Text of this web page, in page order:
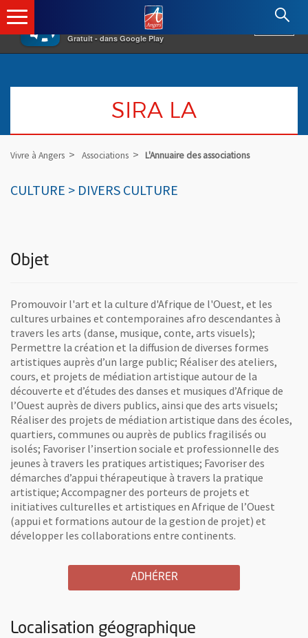
×
Gratuit - dans Google Play
Angers.fr : Retour à l'accueil
SIRA LA
Vivre à Angers Associations L'Annuaire des associations
CULTURE > DIVERS CULTURE
Objet
Promouvoir l'art et la culture d'Afrique de l'Ouest, et les
cultures urbaines et contemporaines afro descendantes à
travers les arts (danse, musique, conte, arts visuels);
Permettre la création et la diffusion de diverses formes
artistiques auprès d’un large public; Réaliser des ateliers,
cours, et projets de médiation artistique autour de la
découverte et d’études des danses et musiques d’Afrique de
l’Ouest auprès de divers publics, ainsi que des arts visuels;
Réaliser des projets de médiation artistique dans des écoles,
quartiers, communes ou auprès de publics fragilisés ou
isolés; Favoriser l’insertion sociale et professionnelle des
jeunes à travers les pratiques artistiques; Favoriser des
démarches d’appui thérapeutique à travers la pratique
artistique; Accompagner des porteurs de projets et
initiatives culturelles et artistiques en Afrique de l’Ouest
(appui et formations autour de la gestion de projet) et
développer les collaborations entre continents.
ADHÉRERA L'ASSOCIATION SIRA LA
, OUVRE UNE NOUVELLE
Localisation géographique